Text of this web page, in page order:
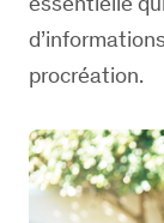
procréation.